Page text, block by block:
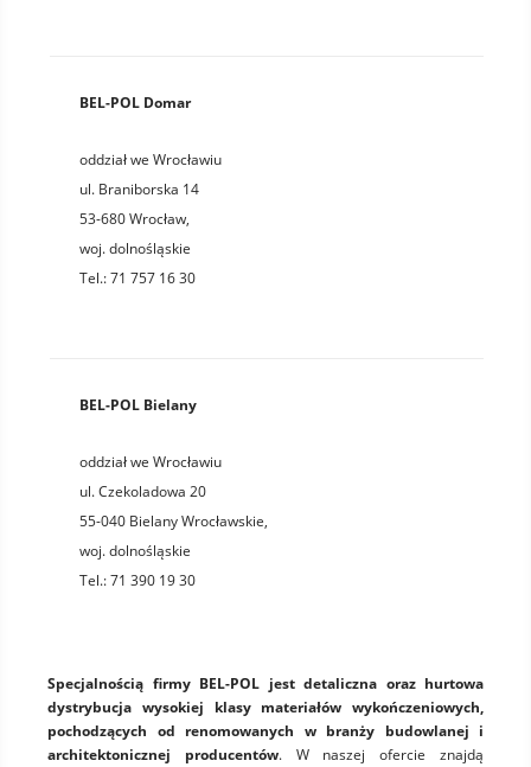
BEL-POL Domar
oddział we Wrocławiu
ul. Braniborska 14
53-680Wrocław,
woj.dolnośląskie
Tel.:71 757 16 30
BEL-POL Bielany
oddział we Wrocławiu
ul. Czekoladowa 20
55-040 Bielany Wrocławskie,
woj.dolnośląskie
Tel.:71 390 19 30
Specjalnością firmy BEL-POL jest detaliczna oraz hurtowa
dystrybucja wysokiej klasy materiałów wykończeniowych,
pochodzących od renomowanych w branży budowlanej i
architektonicznej producentów. W naszej ofercie znajdą